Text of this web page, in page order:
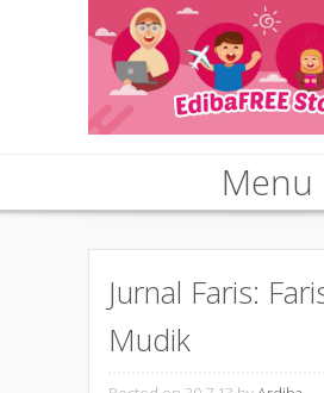
Menu
Jurnal Faris:
Mudik